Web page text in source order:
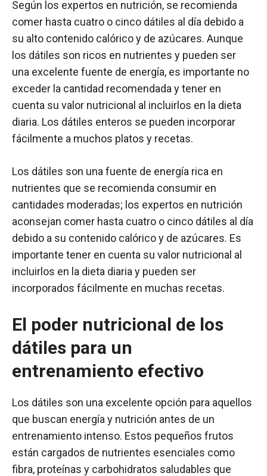
Según los expertos en nutrición, se recomienda
comer hasta cuatro o cinco dátiles al día debido a
su alto contenido calórico y de azúcares. Aunque
los dátiles son ricos en nutrientes y pueden ser
una excelente fuente de energía, es importante no
exceder la cantidad recomendada y tener en
cuenta su valor nutricional al incluirlos en la dieta
diaria. Los dátiles enteros se pueden incorporar
fácilmente a muchos platos y recetas.
Los dátiles son una fuente de energía rica en
nutrientes que se recomienda consumir en
cantidades moderadas; los expertos en nutrición
aconsejan comer hasta cuatro o cinco dátiles al día
debido a su contenido calórico y de azúcares. Es
importante tener en cuenta su valor nutricional al
incluirlos en la dieta diaria y pueden ser
incorporados fácilmente en muchas recetas.
El poder nutricional de los
dátiles para un
entrenamiento efectivo
Los dátiles son una excelente opción para aquellos
que buscan energía y nutrición antes de un
entrenamiento intenso. Estos pequeños frutos
están cargados de nutrientes esenciales como
fibra, proteínas y carbohidratos saludables que